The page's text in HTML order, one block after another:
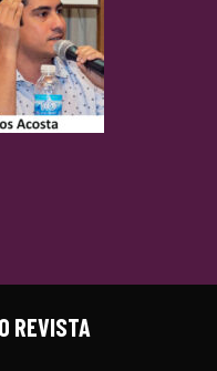
REVISTA